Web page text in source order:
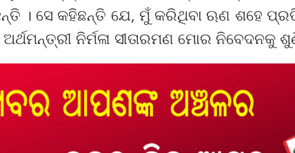
। ସେ କହିଛନ୍ତି ଯେ, ମୁଁ କରିଥିବା ଋଣ ଶହେ
ନିର୍ମଳା ସୀତାରମଣ ମୋର ନିବେଦନକୁ